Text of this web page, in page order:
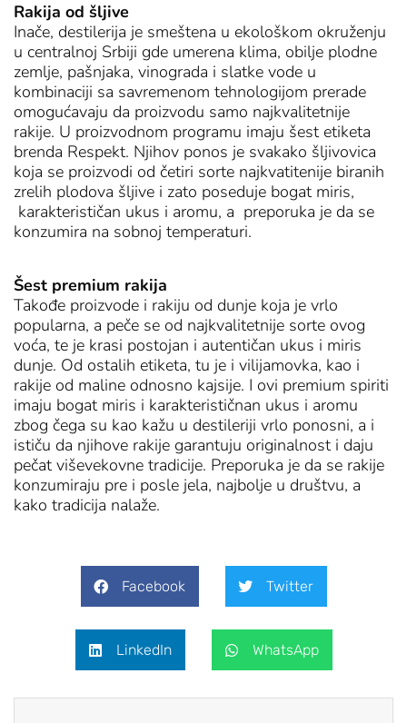
Rakija od šljive
Inače, destilerija je smeštena u ekološkom okruženju
u centralnoj Srbiji gde umerena klima, obilje plodne
zemlje, pašnjaka, vinograda i slatke vode u
kombinaciji sa savremenom tehnologijom prerade
omogućavaju da proizvodu samo najkvalitetnije
rakije. U proizvodnom programu imaju šest etiketa
brenda Respekt. Njihov ponos je svakako šljivovica
koja se proizvodi od četiri sorte najkvatitenije biranih
zrelih plodova šljive i zato poseduje bogat miris,
karakterističan ukus i aromu, a preporuka je da se
konzumira na sobnoj temperaturi.
Šest premium rakija
Takođe proizvode i rakiju od dunje koja je vrlo
popularna, a peče se od najkvalitetnije sorte ovog
voća, te je krasi postojan i autentičan ukus i miris
dunje. Od ostalih etiketa, tu je i vilijamovka, kao i
rakije od maline odnosno kajsije. I ovi premium spiriti
imaju bogat miris i karakterističnan ukus i aromu
zbog čega su kao kažu u destileriji vrlo ponosni, a i
ističu da njihove rakije garantuju originalnost i daju
pečat viševekovne tradicije. Preporuka je da se rakije
konzumiraju pre i posle jela, najbolje u društvu, a
kako tradicija nalaže.
Facebook Twitter
LinkedIn WhatsApp